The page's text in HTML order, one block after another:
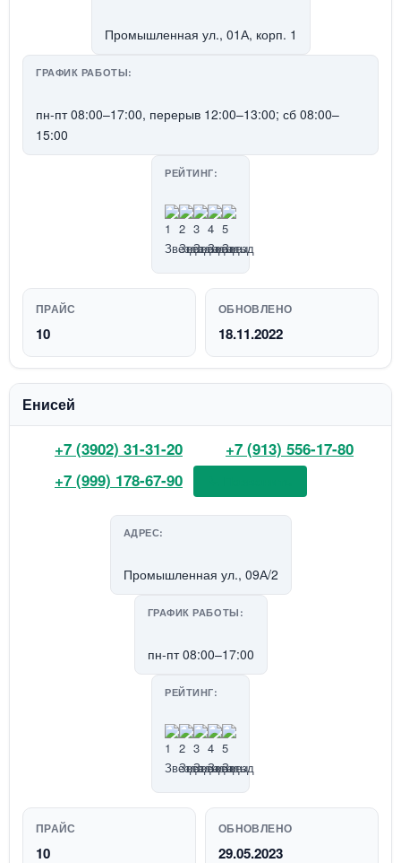
Промышленная ул., 01А, корп. 1
ГРАФИК РАБОТЫ:
пн-пт 08:00–17:00, перерыв 12:00–13:00; сб 08:00–
15:00
РЕЙТИНГ:
ПРАЙС
10
ОБНОВЛЕНО
18.11.2022
Енисей
+7 (3902) 31-31-20
+7 (913) 556-17-80
+7 (999) 178-67-90
АДРЕС:
Промышленная ул., 09А/2
ГРАФИК РАБОТЫ:
пн-пт 08:00–17:00
РЕЙТИНГ:
ПРАЙС
10
ОБНОВЛЕНО
29.05.2023